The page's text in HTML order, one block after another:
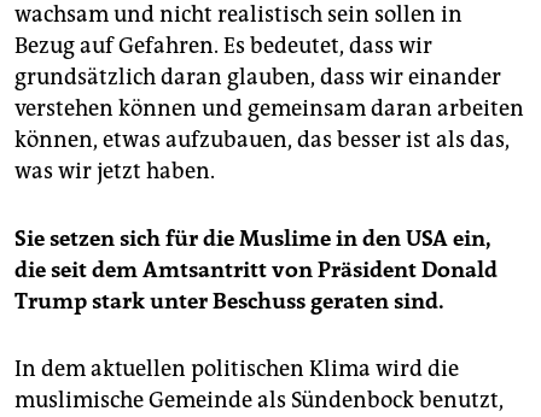
wachsam und nicht realistisch sein sollen in
Bezug auf Gefahren. Es bedeutet, dass wir
grundsätzlich daran glauben, dass wir einander
verstehen können und gemeinsam daran arbeiten
können, etwas aufzubauen, das besser ist als das,
was wir jetzt haben.
Sie setzen sich für die Muslime in den USA ein,
die seit dem Amtsantritt von Präsident Donald
Trump stark unter Beschuss geraten sind.
In dem aktuellen politischen Klima wird die
muslimische Gemeinde als Sündenbock benutzt,